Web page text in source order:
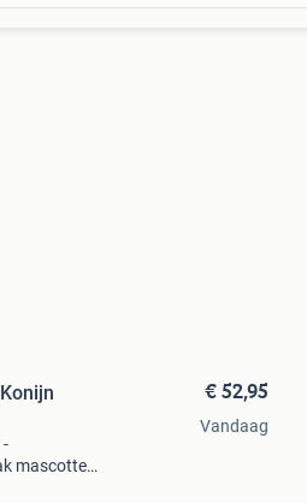
mascotte
€ 52,95
Vandaag